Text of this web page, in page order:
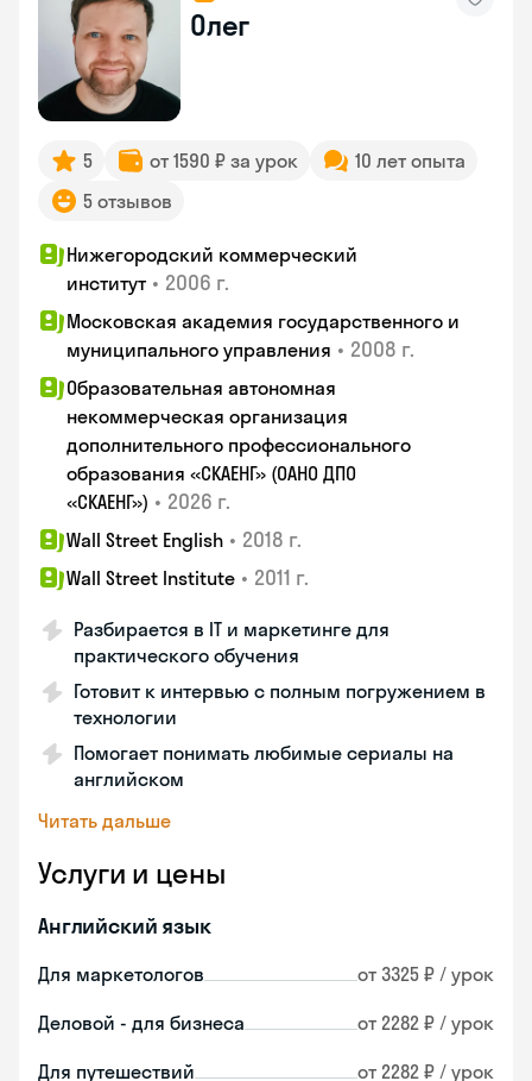
Олег
5 от 1590 ₽ за урок
10 лет опыта
5 отзывов
Нижегородский коммерческий
институт • 2006 г.
Московская академия государственного и
муниципального управления • 2008 г.
Образовательная автономная
некоммерческая организация
дополнительного профессионального
образования «СКАЕНГ» (ОАНО ДПО
«СКАЕНГ») • 2026 г.
Wall Street English • 2018 г.
Wall Street Institute • 2011 г.
Разбирается в IT и маркетинге для
практического обучения
Готовит к интервью с полным погружением в
технологии
Помогает понимать любимые сериалы на
английском
Читать дальше
Услуги и цены
Английский язык
Для маркетологов от 3325 ₽ / урок
Деловой - для бизнеса от 2282 ₽ / урок
Для путешествий от 2282 ₽ / урок